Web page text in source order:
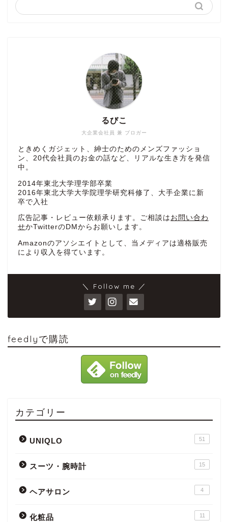
大企業会社員 兼 ブロガー
るびこ
ときめくガジェット、紳士のためのメンズファッショ
ン、20代会社員のお金の話など、リアルな生き方を発信
中。
2014年東北大学理学部卒業
2016年東北大学大学院理学研究科修了、大手企業に新
卒で入社
広告記事・レビュー依頼承ります。ご相談は お問い合わ
せかTwitterのDMからお願いします。
Amazonのアソシエイトとして、当メディアは適格販売
により収入を得ています。
＼ Follow me ／
feedlyで購読
カテゴリー
UNIQLO 51
スーツ・腕時計 15
ヘアサロン 4
化粧品 11